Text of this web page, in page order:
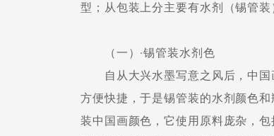
型；从包装上分主要有水剂（锡管
（一）·锡管装水剂色
自从大兴水墨写意之风后，中国
方便快捷，于是锡管装的水剂颜色
装中国画颜色，它使用原料庞杂，